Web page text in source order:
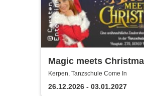
Magic meets
Tanzschule Come In
Kerpen, Tanzschule Come In
26.12.2026 - 03.01.2027